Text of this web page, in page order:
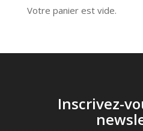
Votre panier est vide.
Inscrivez-